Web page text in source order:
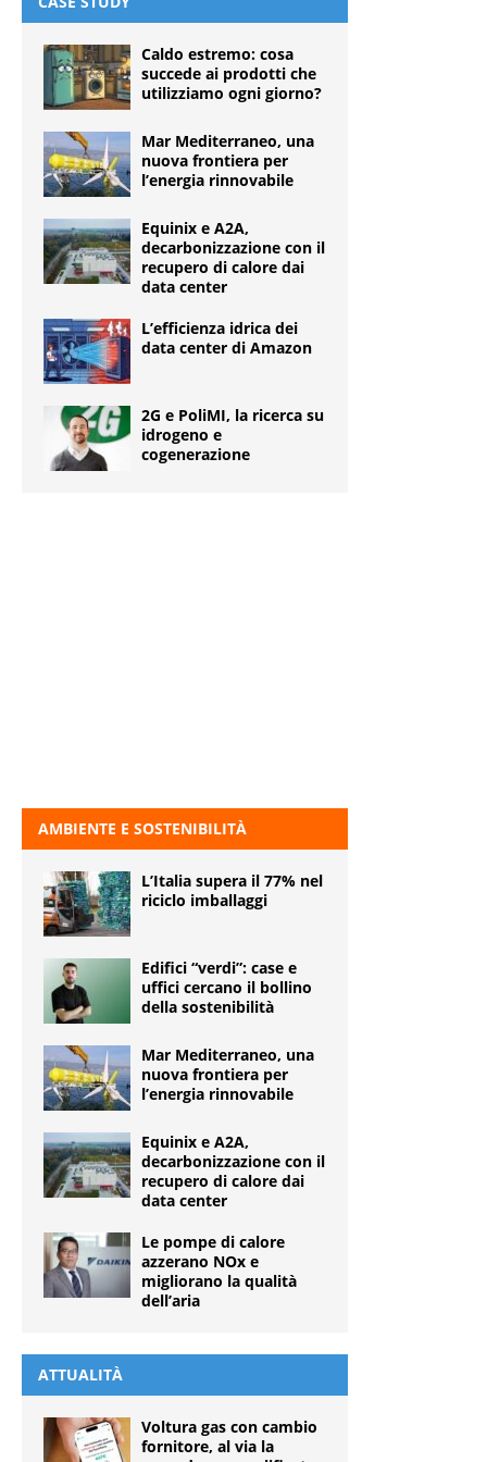
Caldo estremo: cosa
succede ai prodotti che
utilizziamo ogni giorno?
Mar Mediterraneo, una
nuova frontiera per
l’energia rinnovabile
Equinix e A2A,
decarbonizzazione con il
recupero di calore dai
data center
L’efficienza idrica dei
data center di Amazon
2G e PoliMI, la ricerca su
idrogeno e
cogenerazione
AMBIENTE E SOSTENIBILITÀ
L’Italia supera il 77% nel
riciclo imballaggi
Edifici “verdi”: case e
uffici cercano il bollino
della sostenibilità
Mar Mediterraneo, una
nuova frontiera per
l’energia rinnovabile
Equinix e A2A,
decarbonizzazione con il
recupero di calore dai
data center
Le pompe di calore
azzerano NOx e
migliorano la qualità
dell’aria
ATTUALITÀ
Voltura gas con cambio
fornitore, al via la